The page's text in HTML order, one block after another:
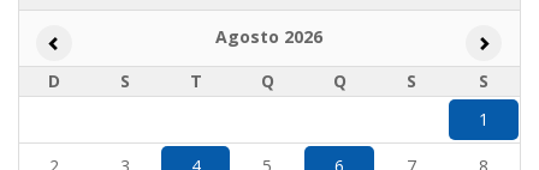
Mês anterior Agosto 2026 Próximo
D S T Q Q S
S
1